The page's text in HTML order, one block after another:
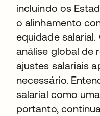
incluindo os
o alinhamento
equidade
análise global de
ajustes salariais
necessário.
salarial como
portanto,